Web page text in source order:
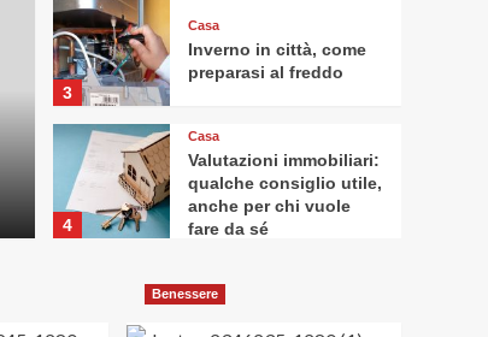
quali
3
Casa
Inverno in città, come
preparasi al freddo
4
Casa
Valutazioni immobiliari:
qualche consiglio utile,
anche per chi vuole
fare da sé
Che cosa sono le cure
Benessere